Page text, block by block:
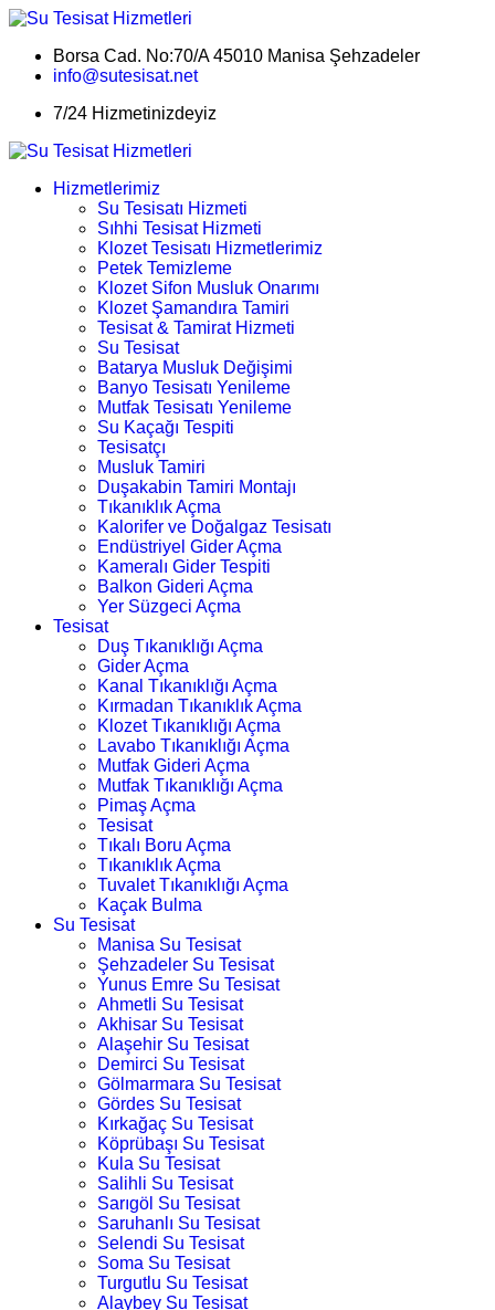
Borsa Cad. No:70/A 45010 Manisa Şehzadeler
info@sutesisat.net
7/24 Hizmetinizdeyiz
Hizmetlerimiz
Su Tesisatı Hizmeti
Sıhhi Tesisat Hizmeti
Klozet Tesisatı Hizmetlerimiz
Petek Temizleme
Klozet Sifon Musluk Onarımı
Klozet Şamandıra Tamiri
Tesisat & Tamirat Hizmeti
Su Tesisat
Batarya Musluk Değişimi
Banyo Tesisatı Yenileme
Mutfak Tesisatı Yenileme
Su Kaçağı Tespiti
Tesisatçı
Musluk Tamiri
Duşakabin Tamiri Montajı
Tıkanıklık Açma
Kalorifer ve Doğalgaz Tesisatı
Endüstriyel Gider Açma
Kameralı Gider Tespiti
Balkon Gideri Açma
Yer Süzgeci Açma
Tesisat
Duş Tıkanıklığı Açma
Gider Açma
Kanal Tıkanıklığı Açma
Kırmadan Tıkanıklık Açma
Klozet Tıkanıklığı Açma
Lavabo Tıkanıklığı Açma
Mutfak Gideri Açma
Mutfak Tıkanıklığı Açma
Pimaş Açma
Tesisat
Tıkalı Boru Açma
Tıkanıklık Açma
Tuvalet Tıkanıklığı Açma
Kaçak Bulma
Su Tesisat
Manisa Su Tesisat
Şehzadeler Su Tesisat
Yunus Emre Su Tesisat
Ahmetli Su Tesisat
Akhisar Su Tesisat
Alaşehir Su Tesisat
Demirci Su Tesisat
Gölmarmara Su Tesisat
Gördes Su Tesisat
Kırkağaç Su Tesisat
Köprübaşı Su Tesisat
Kula Su Tesisat
Salihli Su Tesisat
Sarıgöl Su Tesisat
Saruhanlı Su Tesisat
Selendi Su Tesisat
Soma Su Tesisat
Turgutlu Su Tesisat
Alaybey Su Tesisat